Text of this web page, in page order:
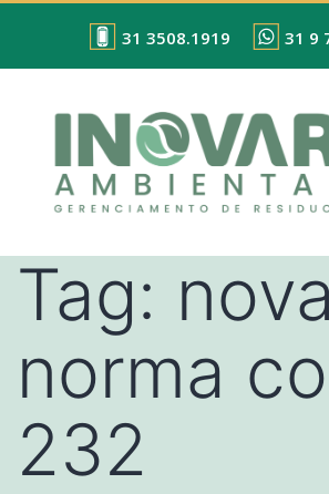
31 3508.1919 31 9
Tag: nova
norma
232